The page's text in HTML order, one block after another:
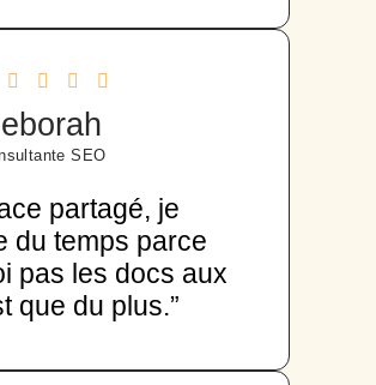
SEO
partagé, je
du temps parce
pas les docs aux
que du plus.”